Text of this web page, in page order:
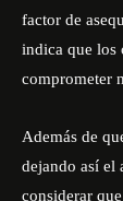
factor de
indica que los
comprometer
Además de
dejando así el
considerar